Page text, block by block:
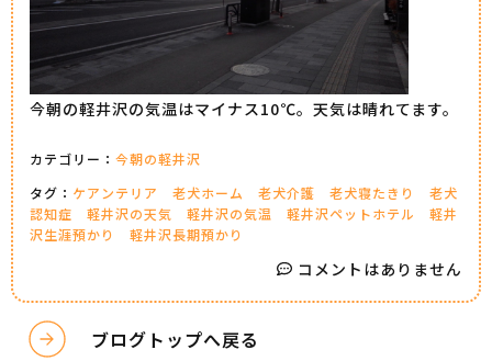
今朝の軽井沢の気温はマイナス10℃。天気は晴れてます。
カテゴリー： 今朝の軽井沢
タグ： ケアンテリア 老犬ホーム 老犬介護 老犬寝たきり
老犬
認知症
軽井沢の天気 軽井沢の気温 軽井沢ペットホテル
軽井
沢生涯預かり
軽井沢長期預かり
コメントはありません
ブログトップへ戻る